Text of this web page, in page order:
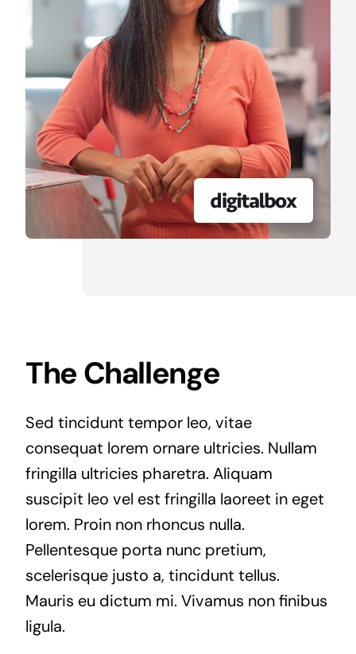
The Challenge
Sed tincidunt tempor leo, vitae
consequat lorem ornare ultricies. Nullam
fringilla ultricies pharetra. Aliquam
suscipit leo vel est fringilla laoreet in eget
lorem. Proin non rhoncus nulla.
Pellentesque porta nunc pretium,
scelerisque justo a, tincidunt tellus.
Mauris eu dictum mi. Vivamus non finibus
ligula.